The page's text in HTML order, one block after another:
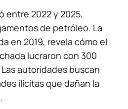
entre 2022 y 2025,
de petróleo. La
en 2019, revela cómo el
lucraron con 300
autoridades buscan
ilícitas que dañan la